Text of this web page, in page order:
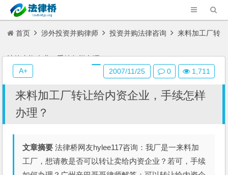
首页 涉外投资并购律师 投资并购法律咨询 来料加工厂转
让给内资企业，手续怎样办理？
来料加工厂转让给内资企业，手续怎样
办理？
文章摘要 法律桥网友hylee117咨询：我厂是一来料加
工厂，想请教是否可以转让卖给内资企业？若可，手续
2007/11/25 0 1,711
A+